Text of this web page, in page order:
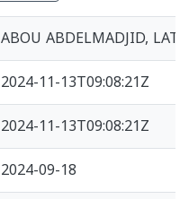
ABOU ABDELMADJID,
2024-11-13T09:08:21Z
2024-11-13T09:08:21Z
2024-09-18